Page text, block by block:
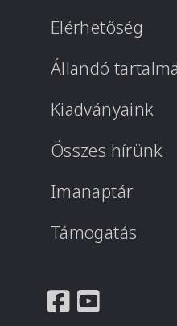
Elérhetőség
Állandó
Kiadványaink
Összes hírünk
Imanaptár
Támogatás